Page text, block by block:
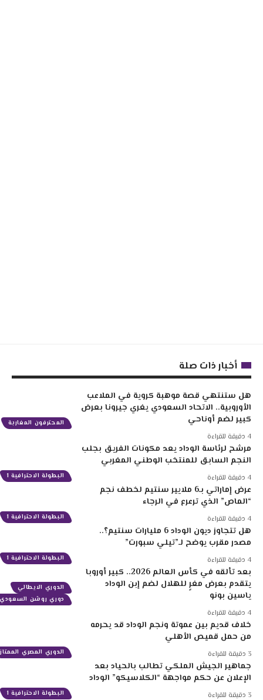
أخبار ذات صلة
المحترفون المغاربة
هل ستنتهي قصة موهبة كروية في الملاعب
الأوروبية.. الاتحاد السعودي يغري جيرونا بعرض
كبير لضم أوناحي
البطولة الاحترافية 1
مرشح لرئاسة الوداد يعد مكونات الفريق بجلب
النجم السابق للمنتخب الوطني المغربي
البطولة الاحترافية 1
عرض إماراتي بـ6 ملايير سنتيم لخطف نجم
“الماص” الذي ترعرع في الرجاء
البطولة الاحترافية 1
هل تتجاوز ديون الوداد 6 مليارات سنتيم؟..
مصدر مقرب يوضح لـ”تيلي سبورت”
الدوري الايطالي
دوري روشن السعودي
بعد تألقه في كأس العالم 2026.. كبير أوروبا
يتقدم بعرض مغرٍ للهلال لضم إبن الوداد
ياسين بونو
الدوري المصري الممتاز
خلاف قديم بين عموتة ونجم الوداد قد يحرمه
من حمل قميص الأهلي
البطولة الاحترافية 1
جماهير الجيش الملكي تطالب بالحياد بعد
الإعلان عن حكم مواجهة “الكلاسيكو” الوداد